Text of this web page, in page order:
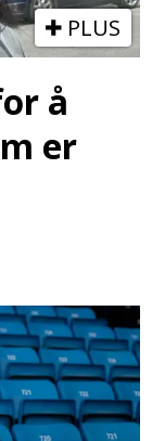
PLUS
å
er